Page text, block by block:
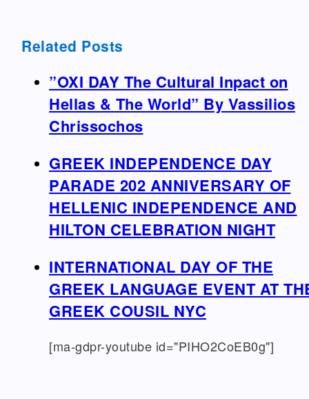
Related Posts
”OXI DAY The Cultural Inpact on
Hellas & The World” By Vassilios
Chrissochos
GREEK INDEPENDENCE DAY
PARADE 202 ANNIVERSARY OF
HELLENIC INDEPENDENCE AND
HILTON CELEBRATION NIGHT
INTERNATIONAL DAY OF THE
GREEK LANGUAGE EVENT AT
GREEK COUSIL NYC
[ma-gdpr-youtube id="PIHO2CoEB0g"]